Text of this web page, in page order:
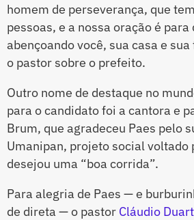
homem de perseverança, que
pessoas, e a nossa oração é
abençoando você, sua casa e
o pastor sobre o prefeito.
Outro nome de destaque no
para o candidato foi a cantora e
Brum, que agradeceu Paes pelo
Umanipan, projeto social voltado
desejou uma “boa corrida”.
Para alegria de Paes — e
de direta — o pastor Cláudio